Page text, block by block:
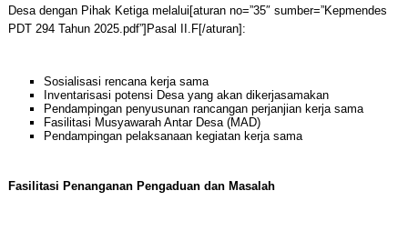
Desa dengan Pihak Ketiga melalui[aturan no=”35″ sumber=”Kepmendes
PDT 294 Tahun 2025.pdf”]Pasal II.F[/aturan]:
Sosialisasi rencana kerja sama
Inventarisasi potensi Desa yang akan dikerjasamakan
Pendampingan penyusunan rancangan perjanjian kerja sama
Fasilitasi Musyawarah Antar Desa (MAD)
Pendampingan pelaksanaan kegiatan kerja sama
Fasilitasi Penanganan Pengaduan dan Masalah